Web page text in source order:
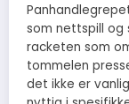
som nettspill og
racketen som
tommelen
det ikke er